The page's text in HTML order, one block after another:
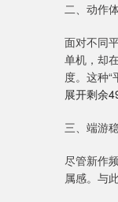
二、动作
面对不同
单机，却
度。这种“
展开剩余
三、端游
尽管新作
属感。与